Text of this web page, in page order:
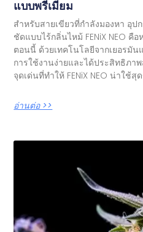
แบบพรีเมียม
สำหรับสายเขียวที่กำลังมองหา อุ
ชัดแบบไร้กลิ่นไหม้ FENiX NEO คื
ตอนนี้ ด้วยเทคโนโลยีจากเยอรมั
การใช้งานง่ายและได้ประสิทธิภา
จุดเด่นที่ทำให้ FENiX NEO น่าใช้
อ่านต่อ >>